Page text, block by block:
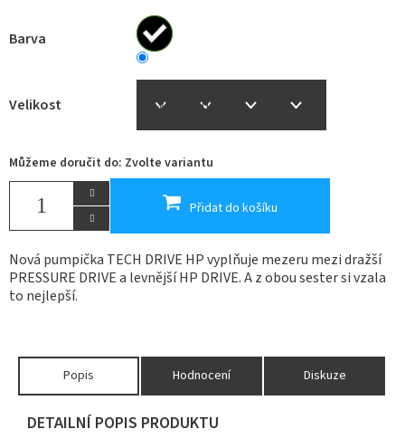
Barva
Velikost
Můžeme doručit do: Zvolte variantu
Přidat do košíku
Nová pumpička TECH DRIVE HP vyplňuje mezeru mezi dražší
PRESSURE DRIVE a levnější HP DRIVE. A z obou sester si vzala
to nejlepší.
Popis Hodnocení Diskuze
DETAILNÍ POPIS PRODUKTU